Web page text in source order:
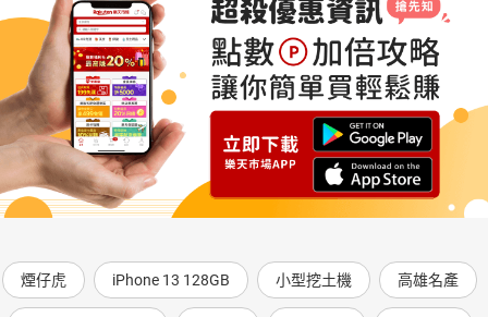
煙仔虎 iPhone 13 128GB 小型挖土機 高雄名產